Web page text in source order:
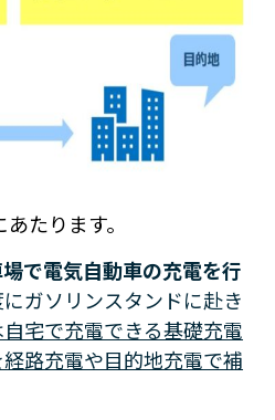
あたります。
で電気自動車の充電を行
ガソリンスタンドに赴き
宅で充電できる基礎充電
路充電や目的地充電で補